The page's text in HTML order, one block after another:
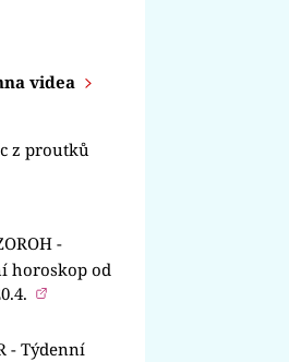
videa
z proutků
horoskop od